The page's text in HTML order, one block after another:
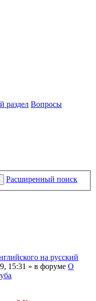
раздел Вопросы
Расширенный поиск
на русский
15:31 » в форуме О